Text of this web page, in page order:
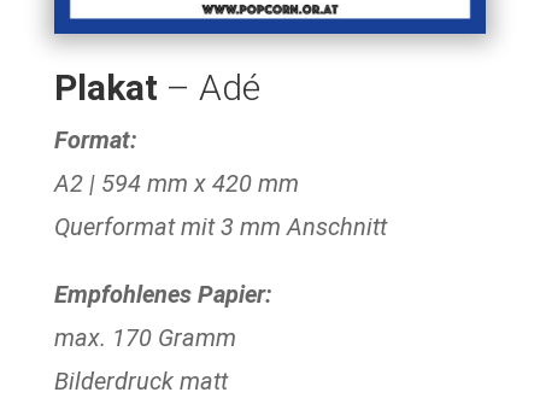
Plakat – Adé
Format:
A2 | 594 mm x 420 mm
Querformat mit 3 mm Anschnitt
Empfohlenes Papier:
max. 170 Gramm
Bilderdruck matt